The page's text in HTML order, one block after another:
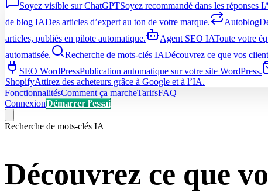
Soyez visible sur ChatGPTSoyez recommandé dans les réponses
de blog IADes articles d’expert au ton de votre marque. Autoblog
articles, publiés en pilote automatique.
Agent SEO IAToute votre
automatisée.
Recherche de mots-clés IADécouvrez ce que vos
SEO WordPressPublication automatique sur votre site WordPress.
ShopifyAttirez des acheteurs grâce à Google et à l’IA.
FonctionnalitésComment ça marcheTarifsFAQ
ConnexionDémarrer l’essai
Recherche de mots-clés IA
Découvrez ce que